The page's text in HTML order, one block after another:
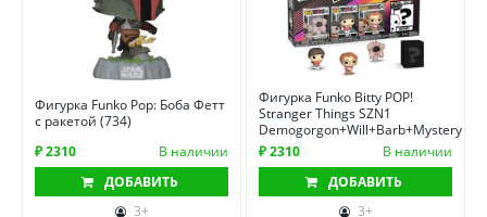
Фигурка Funko Pop: Боба Фетт
с ракетой (734)
₽ 2310
В наличии
ДОБАВИТЬ
3+
Фигурка Funko Bitty POP!
Stranger Things SZN1
Demogorgon+Will+Barb+Mystery
₽ 2310
В наличии
ДОБАВИТЬ
3+